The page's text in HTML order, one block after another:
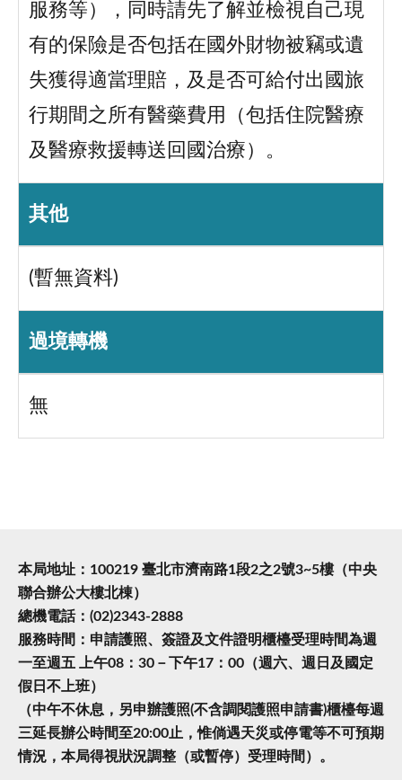
服務等），同時請先了解並檢視自己現
有的保險是否包括在國外財物被竊或遺
失獲得適當理賠，及是否可給付出國旅
行期間之所有醫藥費用（包括住院醫療
及醫療救援轉送回國治療）。
其他
(暫無資料)
過境轉機
無
本局地址：100219 臺北市濟南路1段2之2號3~5樓（中央
聯合辦公大樓北棟）
總機電話：(02)2343-2888
服務時間：申請護照、簽證及文件證明櫃檯受理時間為週
一至週五 上午08：30－下午17：00（週六、週日及國定
假日不上班）
（中午不休息，另申辦護照(不含調閱護照申請書)櫃檯每週
三延長辦公時間至20:00止，惟倘遇天災或停電等不可預期
情況，本局得視狀況調整（或暫停）受理時間）。